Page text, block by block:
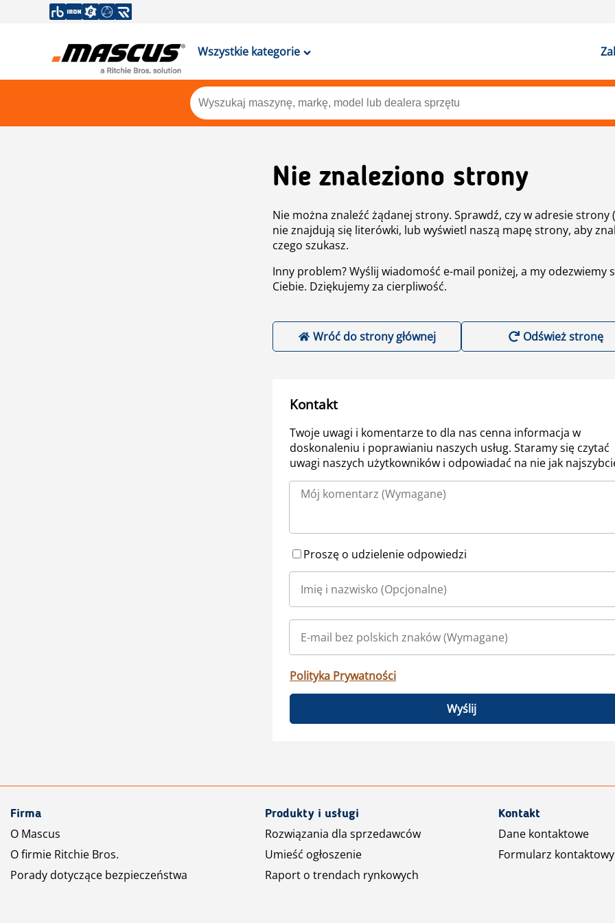
Wszystkie kategorie
Nie znaleziono strony
Nie można znaleźć żądanej strony. Sprawdź, czy w adresie strony
nie znajdują się literówki, lub wyświetl naszą mapę strony, aby
czego szukasz.
Inny problem? Wyślij wiadomość e-mail poniżej, a my odezwiemy
Ciebie. Dziękujemy za cierpliwość.
Wróć do strony głównej Odśwież stronę
Kontakt
Twoje uwagi i komentarze to dla nas cenna informacja w
doskonaleniu i poprawianiu naszych usług. Staramy się czytać
uwagi naszych użytkowników i odpowiadać na nie jak
Proszę o udzielenie odpowiedzi
Polityka Prywatności
Wyślij
Firma
O Mascus
O firmie Ritchie Bros.
Porady dotyczące bezpieczeństwa
Produkty i usługi
Rozwiązania dla sprzedawców
Umieść ogłoszenie
Raport o trendach rynkowych
Kontakt
Dane kontaktowe
Formularz kontaktowy